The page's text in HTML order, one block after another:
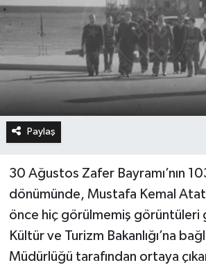
Paylaş
30 Ağustos Zafer Bayramı’nın
dönümünde, Mustafa Kemal
önce hiç görülmemiş görüntüleri
Kültür ve Turizm Bakanlığı’na
Müdürlüğü tarafından ortaya